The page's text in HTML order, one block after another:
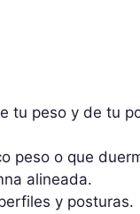
tu peso y de tu
peso o que
alineada.
y posturas.